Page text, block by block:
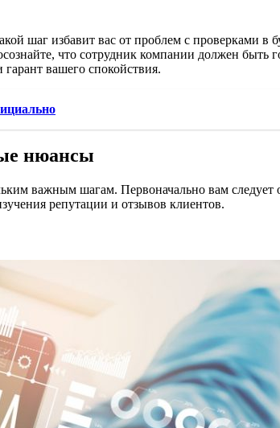
шаг избавит вас от проблем с проверками в
что сотрудник компании должен
вашего спокойствия.
нюансы
важным шагам. Первоначально вам следует
репутации и отзывов клиентов.